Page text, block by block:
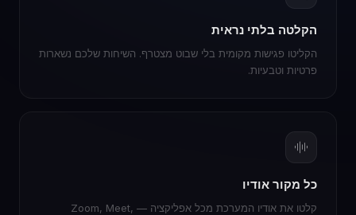
הקלטה בלתי נראית
הקליטו פגישות מקומית בלי שבוט מצטרף. השיחות שלכם נשארות
פרטיות וטבעיות.
כל מקור אודיו
קלטו את אודיו המערכת מכל אפליקציה — Zoom, Meet,